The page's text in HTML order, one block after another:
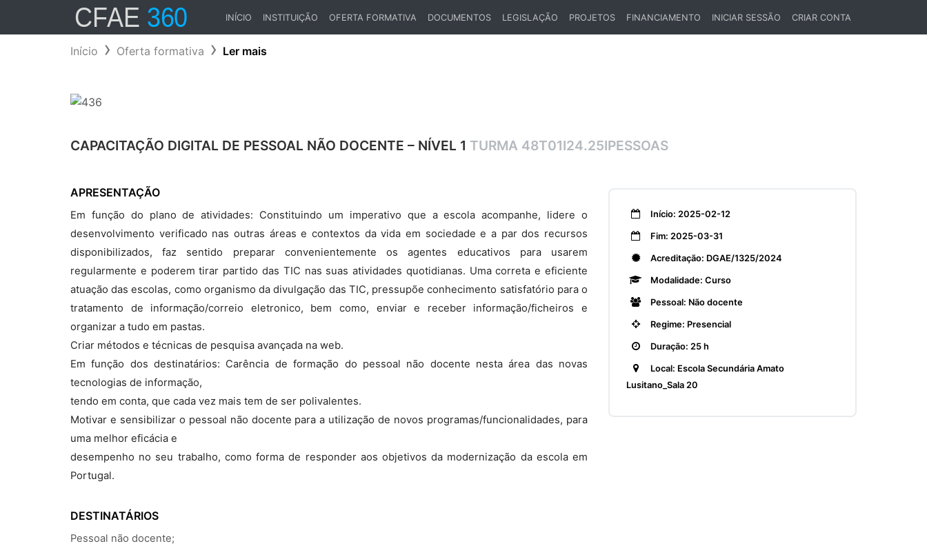
INÍCIO
INSTITUIÇÃO OFERTA FORMATIVA DOCUMENTOS LEGISLAÇÃO PROJETOS FINANCIAMENTO INICIAR SESSÃO CRIAR CONTA
Início Oferta formativa Ler mais
CAPACITAÇÃO DIGITAL DE PESSOAL NÃO DOCENTE – NÍVEL 1 TURMA 48T01I24.25IPESSOAS
APRESENTAÇÃO
Em função do plano de atividades: Constituindo um imperativo que a escola acompanhe, lidere o
desenvolvimento verificado nas outras áreas e contextos da vida em sociedade e a par dos recursos
disponibilizados, faz sentido preparar convenientemente os agentes educativos para usarem
regularmente e poderem tirar partido das TIC nas suas atividades quotidianas. Uma correta e eficiente
atuação das escolas, como organismo da divulgação das TIC, pressupõe conhecimento satisfatório para o
tratamento de informação/correio eletronico, bem como, enviar e receber informação/ficheiros e
organizar a tudo em pastas.
Criar métodos e técnicas de pesquisa avançada na web.
Em função dos destinatários: Carência de formação do pessoal não docente nesta área das novas
tecnologias de informação,
tendo em conta, que cada vez mais tem de ser polivalentes.
Motivar e sensibilizar o pessoal não docente para a utilização de novos programas/funcionalidades, para
uma melhor eficácia e
desempenho no seu trabalho, como forma de responder aos objetivos da modernização da escola em
Portugal.
DESTINATÁRIOS
Pessoal não docente;
Início: 2025-02-12
Fim: 2025-03-31
Acreditação: DGAE/1325/2024
Modalidade: Curso
Pessoal: Não docente
Regime: Presencial
Duração: 25 h
Local: Escola Secundária Amato
Lusitano_Sala 20